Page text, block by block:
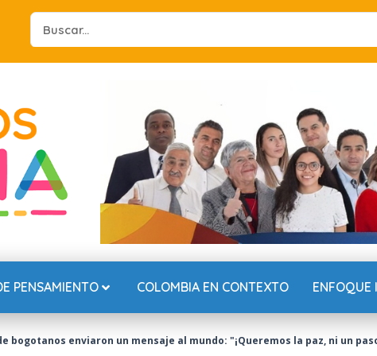
Search
...
PENSAMIENTO COLOMBIA EN CONTEXTO ENFOQUE
bogotanos enviaron un mensaje al mundo: "¡Queremos la paz, ni un